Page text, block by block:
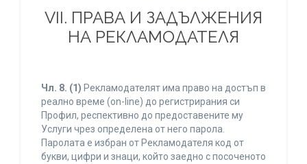
VII. ПРАВА И ЗАДЪЛЖЕНИЯ
НА РЕКЛАМОДАТЕЛЯ
Чл. 8. (1) Рекламодателят има право на достъп в
реално време (on-line) до регистрирания си
Профил, респективно до предоставените му
Услуги чрез определена от него парола.
Паролата е избран от Рекламодателя код от
букви, цифри и знаци, който заедно с посоченото